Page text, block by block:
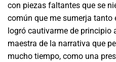
con piezas faltantes que se
común que me sumerja tanto
logró cautivarme de principio
maestra de la narrativa que
mucho tiempo, como una